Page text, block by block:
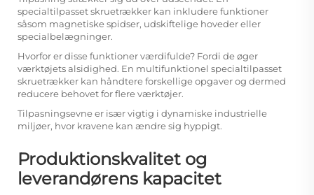
specialtilpasset skruetrækker kan inkludere funktioner
såsom magnetiske spidser, udskiftelige hoveder eller
specialbelægninger.
Hvorfor er disse funktioner værdifulde? Fordi de øger
værktøjets alsidighed. En multifunktionel specialtilpasset
skruetrækker kan håndtere forskellige opgaver og dermed
reducere behovet for flere værktøjer.
Tilpasningsevne er især vigtig i dynamiske industrielle
miljøer, hvor kravene kan ændre sig hyppigt.
Produktionskvalitet og
leverandørens kapacitet